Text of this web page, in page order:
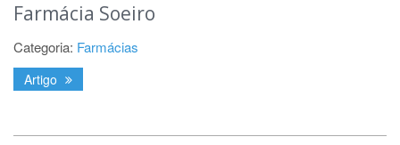
Farmácia Soeiro
Categoria: Farmácias
Artigo